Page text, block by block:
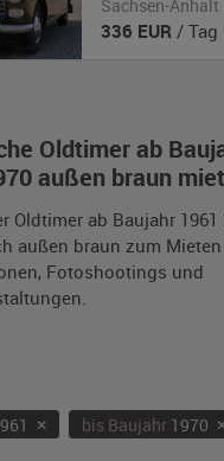
Oldtimer ab
außen braun
Oldtimer ab Baujahr
außen braun zum
Fotoshootings und
Sachsen-Anhalt
336 EUR / Tag
× bis Baujahr1970